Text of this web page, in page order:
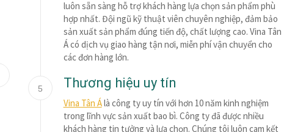
luôn sẵn sàng hỗ trợ khách hàng lựa chọn sản phẩm phù
hợp nhất. Đội ngũ kỹ thuật viên chuyên nghiệp, đảm bảo
sản xuất sản phẩm đúng tiến độ, chất lượng cao. Vina Tân
Á có dịch vụ giao hàng tận nơi, miễn phí vận chuyển cho
các đơn hàng lớn.
5 Thương hiệu uy tín
Vina Tân Álà công ty uy tín với hơn 10 năm kinh nghiệm
trong lĩnh vực sản xuất bao bì. Công ty đã được nhiều
khách hàng tin tưởng và lựa chọn. Chúng tôi luôn cam kết